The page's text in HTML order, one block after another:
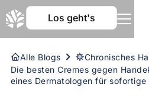
Los geht's
Alle Blogs
Chronisches
Die besten Cremes gegen
eines Dermatologen für sofortige